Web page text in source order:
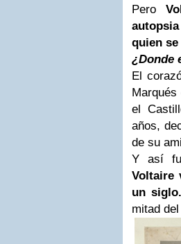
Pero
quien
¿Donde
El
el
años,
de su
Y así
Voltaire
un siglo.
mitad